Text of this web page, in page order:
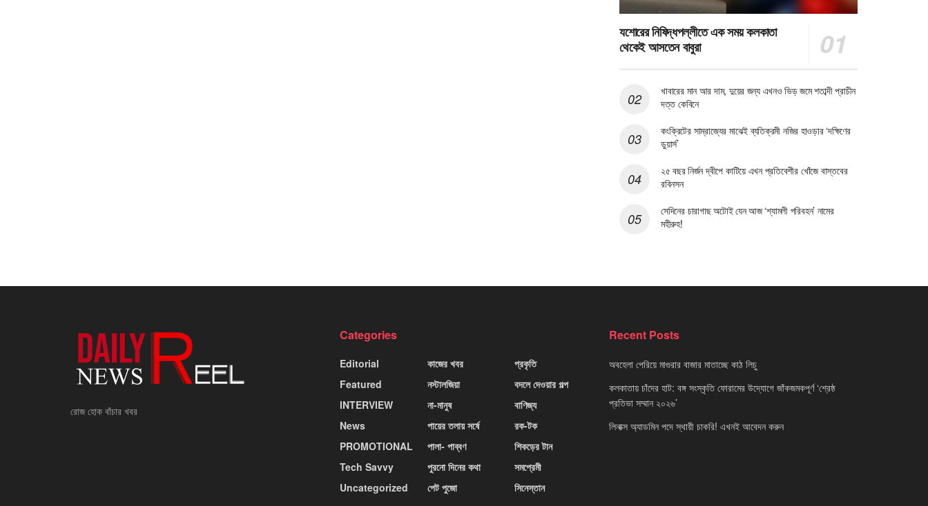
যশোরের নিষিদ্ধপল্লীতে এক সময় কলকাতা
থেকেই আসতেন বাবুরা
খাবারের মান আর দাম, দুয়ের জন্য এখনও ভিড় জমে শতাব্দী প্রাচীন
দত্ত কেবিনে
কংক্রিটের সাম্রাজ্যের মাঝেই ব্যতিক্রমী নজির হাওড়ার ‘দক্ষিণের
ডুয়ার্স’
২৫ বছর নির্জন দ্বীপে কাটিয়ে এখন প্রতিবেশীর খোঁজে বাস্তবের
রবিনসন
সেদিনের চারাগাছ অটোই যেন আজ ‘শ্যামলী পরিবহন’ নামের
মহীরুহ!
রোজ হোক বাঁচার খবর
Categories
Editorial
Featured
INTERVIEW
News
PROMOTIONAL
Tech Savvy
Uncategorized
কাজের খবর
নস্টালজিয়া
না-মানুষ
পায়ের তলায় সর্ষে
পালা- পাব্বণ
পুরনো দিনের কথা
পেট পুজো
প্রকৃতি
বদলে দেওয়ার গল্প
বাণিজ্য
রক-টক
শিকড়ের টান
সমপ্রেমী
সিনেস্তান
Recent Posts
অবহেলা পেরিয়ে মাগুরার বাজার মাতাচ্ছে কাঠ লিচু
কলকাতায় চাঁদের হাট: বঙ্গ সংস্কৃতি ফোরামের উদ্যোগে জাঁকজমকপূর্ণ ‘শ্রেষ্ঠ
প্রতিভা সম্মান ২০২৬’
লিনাক্স অ্যাডমিন পদে স্থায়ী চাকরি! এখনই আবেদন করুন